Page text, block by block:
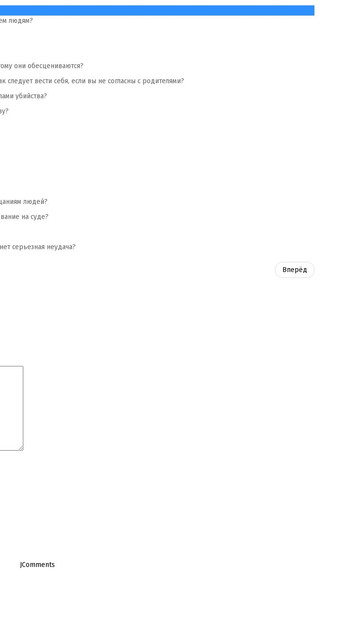
людям?
они обесцениваются?
следует вести себя, если вы не согласны с родителями?
убийства?
людей?
на суде?
серьезная неудача?
Вперёд
JComments